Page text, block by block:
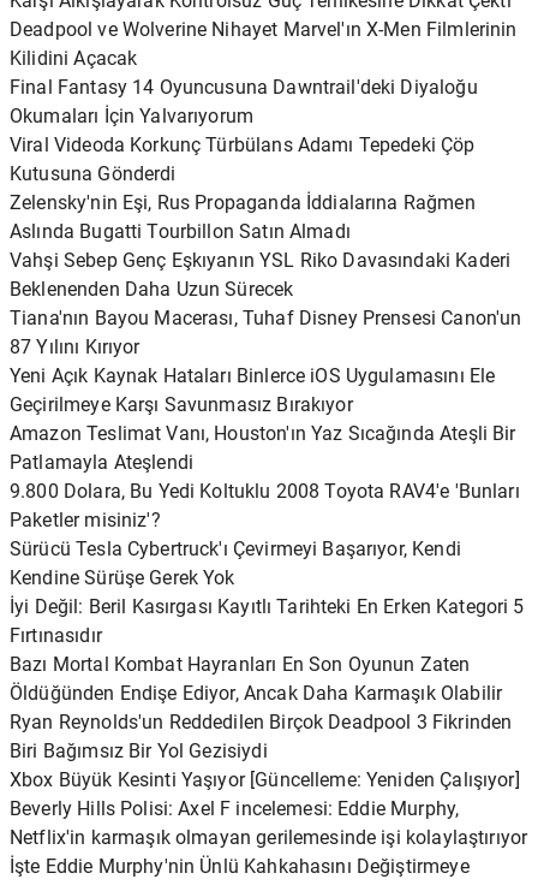
Deadpool ve Wolverine Nihayet Marvel'ın X-Men Filmlerinin
Kilidini Açacak
Final Fantasy 14 Oyuncusuna Dawntrail'deki Diyaloğu
Okumaları İçin Yalvarıyorum
Viral Videoda Korkunç Türbülans Adamı Tepedeki Çöp
Kutusuna Gönderdi
Zelensky'nin Eşi, Rus Propaganda İddialarına Rağmen
Aslında Bugatti Tourbillon Satın Almadı
Vahşi Sebep Genç Eşkıyanın YSL Riko Davasındaki Kaderi
Beklenenden Daha Uzun Sürecek
Tiana'nın Bayou Macerası, Tuhaf Disney Prensesi Canon'un
87 Yılını Kırıyor
Yeni Açık Kaynak Hataları Binlerce iOS Uygulamasını Ele
Geçirilmeye Karşı Savunmasız Bırakıyor
Amazon Teslimat Vanı, Houston'ın Yaz Sıcağında Ateşli Bir
Patlamayla Ateşlendi
9.800 Dolara, Bu Yedi Koltuklu 2008 Toyota RAV4'e 'Bunları
Paketler misiniz'?
Sürücü Tesla Cybertruck'ı Çevirmeyi Başarıyor, Kendi
Kendine Sürüşe Gerek Yok
İyi Değil: Beril Kasırgası Kayıtlı Tarihteki En Erken Kategori 5
Fırtınasıdır
Bazı Mortal Kombat Hayranları En Son Oyunun Zaten
Öldüğünden Endişe Ediyor, Ancak Daha Karmaşık Olabilir
Ryan Reynolds'un Reddedilen Birçok Deadpool 3 Fikrinden
Biri Bağımsız Bir Yol Gezisiydi
Xbox Büyük Kesinti Yaşıyor [Güncelleme: Yeniden Çalışıyor]
Beverly Hills Polisi: Axel F incelemesi: Eddie Murphy,
Netflix'in karmaşık olmayan gerilemesinde işi kolaylaştırıyor
İşte Eddie Murphy'nin Ünlü Kahkahasını Değiştirmeye